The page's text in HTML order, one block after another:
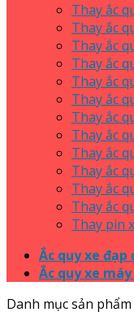
Thay ắc
Thay ắc
Thay ắc
Thay ắc
Thay ắc
Thay ắc
Thay ắc
Thay ắc
Thay ắc
Thay ắc
Thay ắc
Thay ắc
Thay pin
Ắc quy xe đạp
Ắc quy xe
Danh mục sản phẩm